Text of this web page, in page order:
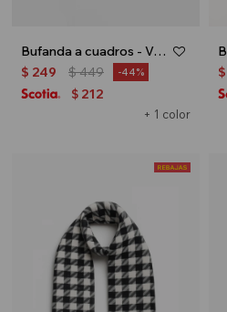
Bufanda a cuadros - Verde oliva
+ 1 color
$ 249 $449 44
$ 212
$